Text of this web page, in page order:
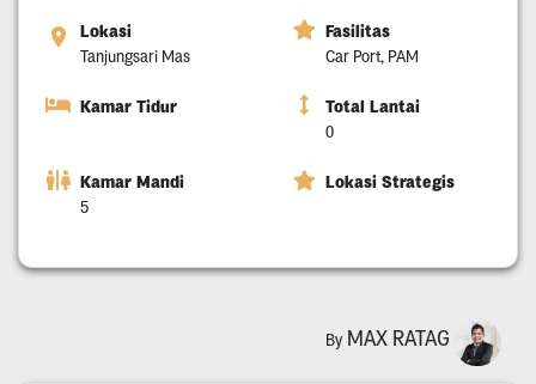
Lokasi
Tanjungsari Mas
Fasilitas
Car Port, PAM
Kamar Tidur Total Lantai
0
Kamar Mandi
5
Lokasi Strategis
By MAX RATAG